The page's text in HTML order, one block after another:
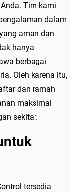
Tim kami
dalam
aman dan
hanya
berbagai
Oleh karena itu,
dan ramah
maksimal
sekitar.
tersedia